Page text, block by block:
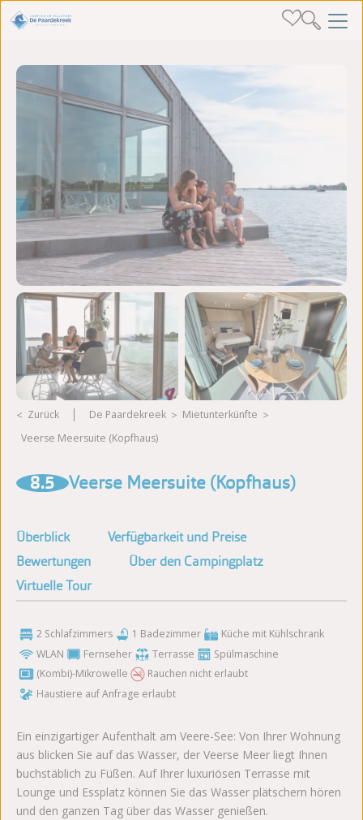
Zurück De Paardekreek
Mietunterkünfte
Veerse Meersuite (Kopfhaus)
8.5 Veerse Meersuite (Kopfhaus)
Überblick
Verfügbarkeit und Preise
Bewertungen
Über den Campingplatz
Virtuelle Tour
2 Schlafzimmers 1 Badezimmer
Küche mit Kühlschrank
WLAN
Fernseher Terrasse
Spülmaschine
(Kombi)-Mikrowelle
Rauchen nicht erlaubt
Haustiere auf Anfrage erlaubt
Ein einzigartiger Aufenthalt am Veere-See: Von Ihrer Wohnung
aus blicken Sie auf das Wasser, der Veerse Meer liegt Ihnen
buchstäblich zu Füßen. Auf Ihrer luxuriösen Terrasse mit
Lounge und Essplatz können Sie das Wasser plätschern hören
und den ganzen Tag über das Wasser genießen.